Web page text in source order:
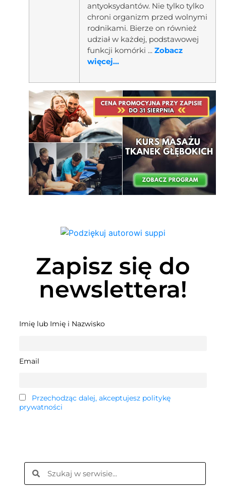
antyoksydantów. Nie tylko tylko
chroni organizm przed wolnymi
rodnikami. Bierze on również
udział w każdej, podstawowej
funkcji komórki ... Zobacz
więcej...
Zapisz się do
newslettera!
Imię lub Imię i Nazwisko
Email
Przechodząc dalej, akceptujesz politykę
prywatności